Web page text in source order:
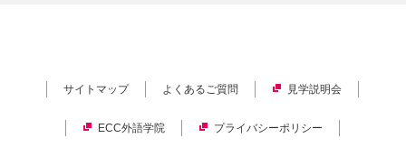
サイトマップ よくあるご質問 見学説明会
ECC外語学院 プライバシーポリシー